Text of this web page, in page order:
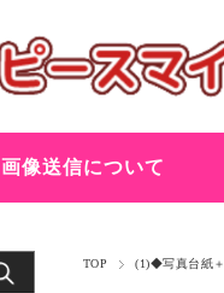
画像送信について
TOP (1)◆写真台紙